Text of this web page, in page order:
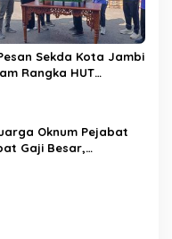
Sekda Kota Jambi
Rangka HUT
Oknum Pejabat
Gaji Besar,